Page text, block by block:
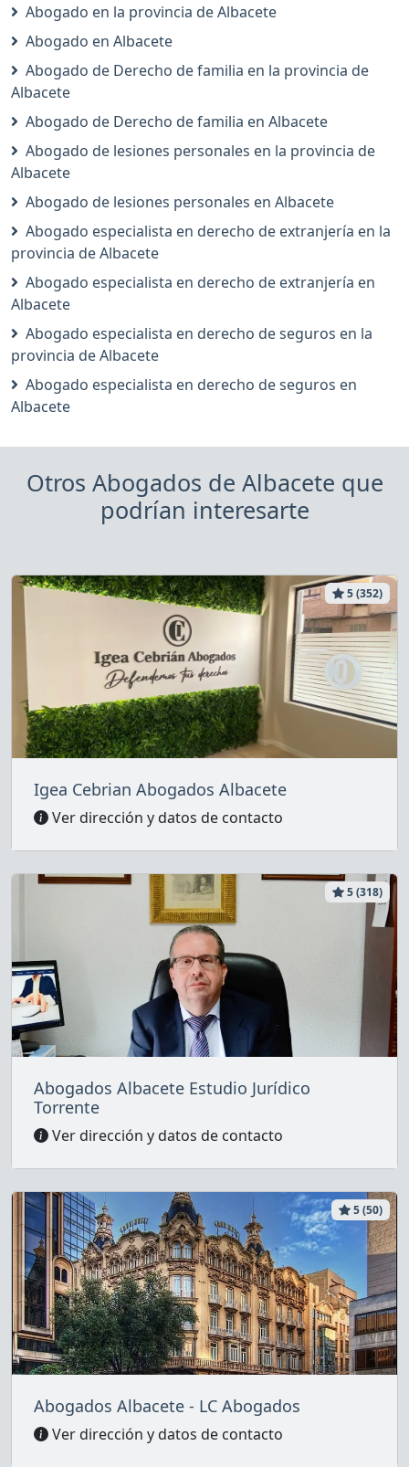
Abogado en la provincia de Albacete
Abogado en Albacete
Abogado de Derecho de familia en la provincia de
Albacete
Abogado de Derecho de familia en Albacete
Abogado de lesiones personales en la provincia de
Albacete
Abogado de lesiones personales en Albacete
Abogado especialista en derecho de extranjería en la
provincia de Albacete
Abogado especialista en derecho de extranjería en
Albacete
Abogado especialista en derecho de seguros en la
provincia de Albacete
Abogado especialista en derecho de seguros en
Albacete
Otros Abogados de Albacete que
podrían interesarte
5 (352)
Igea Cebrian Abogados Albacete
Ver dirección y datos de contacto
5 (318)
Abogados Albacete Estudio Jurídico
Torrente
Ver dirección y datos de contacto
5 (50)
Abogados Albacete - LC Abogados
Ver dirección y datos de contacto